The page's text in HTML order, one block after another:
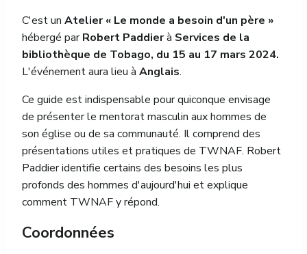
C'est un Atelier « Le monde a besoin d'un père »
hébergé parRobert Paddierà Services de la
bibliothèque de Tobago, du 15 au 17 mars 2024.
L'événement aura lieu à Anglais.
Ce guide est indispensable pour quiconque envisage
de présenter le mentorat masculin aux hommes de
son église ou de sa communauté. Il comprend des
présentations utiles et pratiques de TWNAF. Robert
Paddier identifie certains des besoins les plus
profonds des hommes d'aujourd'hui et explique
comment TWNAF y répond.
Coordonnées